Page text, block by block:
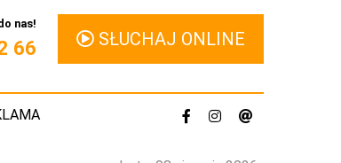
nas!
66 SŁUCHAJ ONLINE